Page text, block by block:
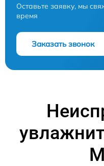
Оставьте заявку, мы
время
Заказать звонок